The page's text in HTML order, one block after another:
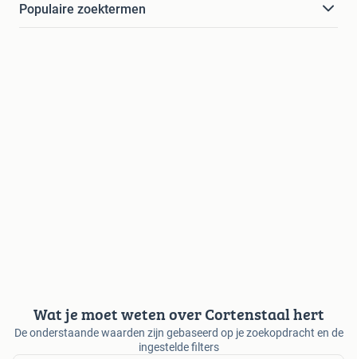
Populaire zoektermen
Wat je moet weten over Cortenstaal hert
De onderstaande waarden zijn gebaseerd op je zoekopdracht en de
ingestelde filters